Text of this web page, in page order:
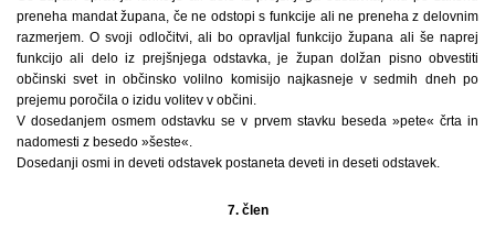
preneha mandat župana, če ne odstopi s funkcije ali ne preneha z delovnim
razmerjem. O svoji odločitvi, ali bo opravljal funkcijo župana ali še naprej
funkcijo ali delo iz prejšnjega odstavka, je župan dolžan pisno obvestiti
občinski svet in občinsko volilno komisijo najkasneje v sedmih dneh po
prejemu poročila o izidu volitev v občini.
V dosedanjem osmem odstavku se v prvem stavku beseda »pete« črta in
nadomesti z besedo »šeste«.
Dosedanji osmi in deveti odstavek postaneta deveti in deseti odstavek.
7. člen